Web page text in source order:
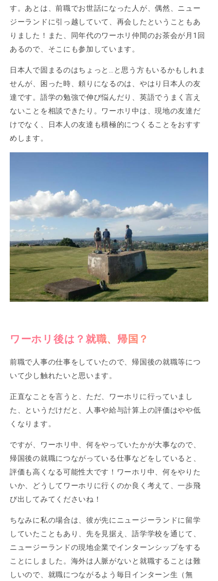
す。あとは、前職でお世話になった人が、偶然、ニュー
ジーランドに引っ越していて、再会したということもあ
りました！また、同年代のワーホリ仲間のお茶会が月1回
あるので、そこにも参加しています。
日本人で固まるのはちょっと…と思う方もいるかもしれま
せんが、困った時、頼りになるのは、やはり日本人の友
達です。語学の勉強で伸び悩んだり、英語でうまく言え
ないことを相談できたり。ワーホリ中は、現地の友達だ
けでなく、日本人の友達も積極的につくることをおすす
めします。
ワーホリ後は？就職、帰国？
前職で人事の仕事をしていたので、帰国後の就職等につ
いて少し触れたいと思います。
正直なことを言うと、ただ、ワーホリに行っていまし
た、というだけだと、人事や給与計算上の評価はやや低
くなります。
ですが、ワーホリ中、何をやっていたかが大事なので、
帰国後の就職につながっている仕事などをしていると、
評価も高くなる可能性大です！ワーホリ中、何をやりた
いか、どうしてワーホリに行くのか良く考えて、一歩飛
び出してみてくださいね！
ちなみに私の場合は、彼が先にニュージーランドに留学
していたこともあり、先を見据え、語学学校を通じて、
ニュージーランドの現地企業でインターンシップをする
ことにしました。海外は人脈がないと就職することは難
しいので、就職につながるよう毎日インターン生（無